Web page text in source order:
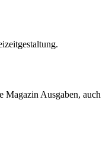
Magazin Ausgaben, auch